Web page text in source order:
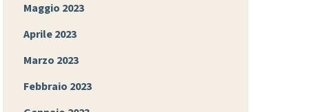
Maggio 2023
Aprile 2023
Marzo 2023
Febbraio 2023